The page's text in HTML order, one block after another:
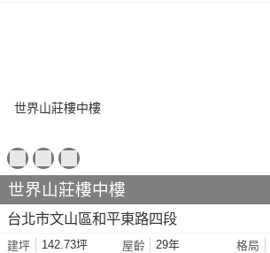
世界山莊樓中樓
台北市文山區和平東路四段
建坪 142.73坪 屋齡 29年 格局